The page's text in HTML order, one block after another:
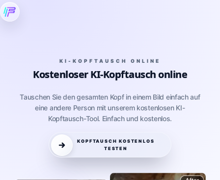
KI-KOPFTAUSCH ONLINE
Kostenloser KI-Kopftausch online
Tauschen Sie den gesamten Kopf in einem Bild einfach auf
eine andere Person mit unserem kostenlosen KI-
Kopftausch-Tool. Einfach und kostenlos.
KOPFTAUSCH KOSTENLOS
TESTEN